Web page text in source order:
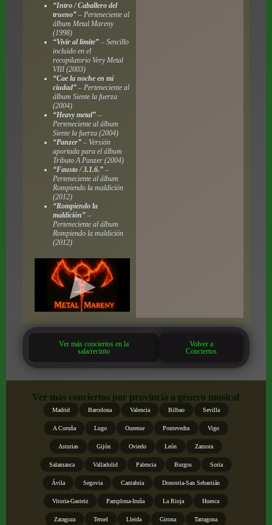
“Intro / Caballero del
trueno”– Perteneciente al
álbum Metal Mareny
(1998)
“Vivir al límite”– Sencillo
incluido en el
recopilatorio Very Metal
VIII(2003)
“Cae la noche en mi
ciudad”– Perteneciente al
álbum Siente la fuerza
(2004)
“Heavy metal”–
Perteneciente al álbum
Siente la fuerza(2004)
“Panzer”– Versión
aportada para el álbum
Tributo A Panzer(2004)
“Fausto / 3.1.6.”–
Perteneciente al álbum
Rompiendo la maldición
(2012)
“Rompiendo la
maldición”–
Perteneciente al álbum
Rompiendo la maldición
(2012)
Ver más conciertos en la
sala/recinto
Volver a
Conciertos
Ver más conciertos por provincia o género musical
Madrid Barcelona Valencia Bilbao Sevilla
A Coruña Lugo Ourense Pontevedra Vigo
Asturias Gijón Oviedo León Zamora
Salamanca Valladolid Palencia Burgos Soria
Ávila Segovia Cantabria Donostia-San Sebastián
Vitoria-Gasteiz Pamplona-Iruña La Rioja Huesca
Zaragoza Teruel Lleida Girona Tarragona